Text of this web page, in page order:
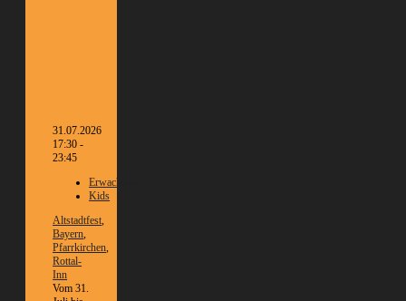
31.07.2026
17:30 -
23:45
Erwachsene
Kids
Altstadtfest
Bayern
Pfarrkirchen
Rottal-
Inn
Vom 31.